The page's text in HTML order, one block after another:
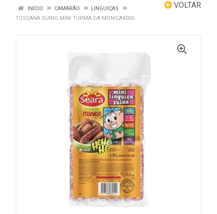
VOLTAR
INÍCIO CAMARÃO
LINGUIÇAS
TOSCANA SUINO MINI TURMA DA MONICA400G